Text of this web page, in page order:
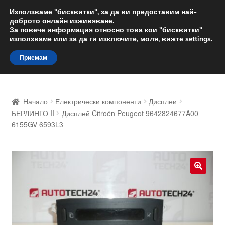
ДОСТАВКА от 12 лв.
Доставка по целия свят
Skip
to
navigation
Skip
to
content
Доставка по целия свят
Количка
Начало Електрически компоненти
Дисплеи
БЕРЛИНГО II
Дисплей Citroën Peugeot 9642824677A00
6155GV 6593L3
Използваме "бисквитки", за да ви предоставим най-
доброто онлайн изживяване.
За повече информация относно това кои "бисквитки"
използваме или за да ги изключите, моля, вижте settings.
Приемам